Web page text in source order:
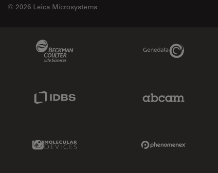
© 2026 Leica Microsystems
Genedata Link
Molecular Devices Link